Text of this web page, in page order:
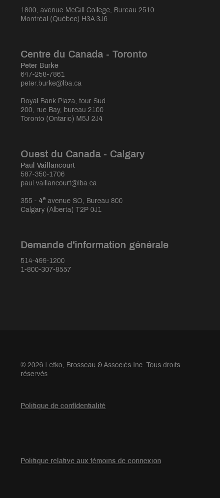
1800, avenue McGill College, Bureau 2510
Montréal (Québec) H3A 3J6
Centre du Canada - Toronto
Peter Burke
647-258-7861
peter.burke@lba.ca
Royal Bank Plaza, tour Sud
200, rue Bay, bureau 2100
Toronto (Ontario) M5J 2J4
Ouest du Canada - Calgary
Paul Vaillancourt
587-350-1706
paul.vaillancourt@lba.ca
355 - 4e avenue SO, Bureau 800
Calgary (Alberta) T2P 0J1
Demande d'information générale
514-499-1200
1-800-307-8557
© 2026 Letko, Brosseau & Associés Inc. Tous droits
réservés
Politique de confidentialité
Politique relative aux témoins de connexion